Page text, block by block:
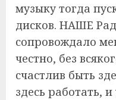
музыку тогда
дисков. НАШЕ
сопровождало
честно, без
счастлив быть
здесь работать,